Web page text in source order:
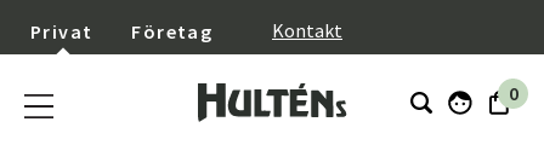
Privat Företag Kontakt
0